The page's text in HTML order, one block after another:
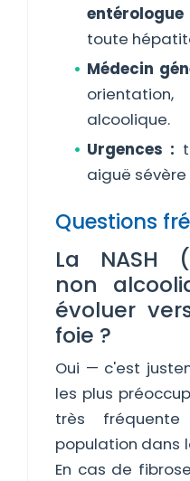
toute
Médecin
alcoolique.
Urgences :
aiguë
Questions
La NASH
non
évoluer
foie ?
Oui — c'est
les plus
très
population dans
En cas de